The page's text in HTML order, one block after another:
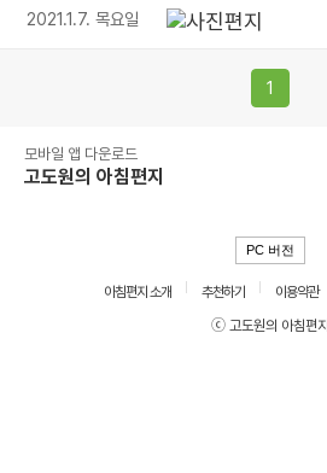
2021.1.7. 목요일
1
모바일 앱 다운로드
고도원의 아침편지
PC 버전
아침편지 소개 추천하기 이용약관
ⓒ 고도원의 아침편지